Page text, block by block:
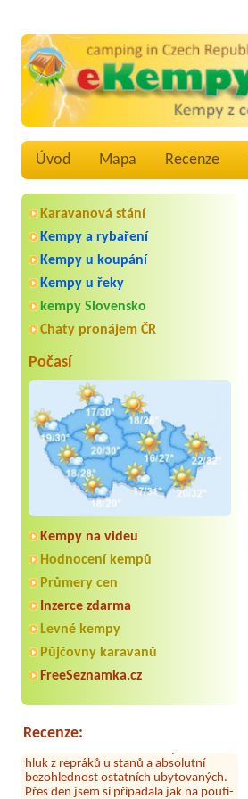
Úvod Mapa Recenze
Karavanová stání
Kempy a rybaření
Kempy u koupání
Kempy u řeky
kempy Slovensko
Chaty pronájem ČR
Počasí
Kempy na videu
Hodnocení kempů
Průmery cen
Inzerce zdarma
Levné kempy
Půjčovny karavanů
FreeSeznamka.cz
Recenze:
Byli jsme zde v týdnu od 25.7. do 1.8.
2026. Kemp jako takový je pěkný. V
umývárně i na WC bylo vždy čisto,
doplněný papír i utěrky, což při
samozřejmost. V kempu je obchod a
Co nás ale velice zklamalo byl celodenní
bezohlednost ostatních ubytovaných.
Přes den jsem si připadala jak na pouti-
z každého koutu hrála jiná